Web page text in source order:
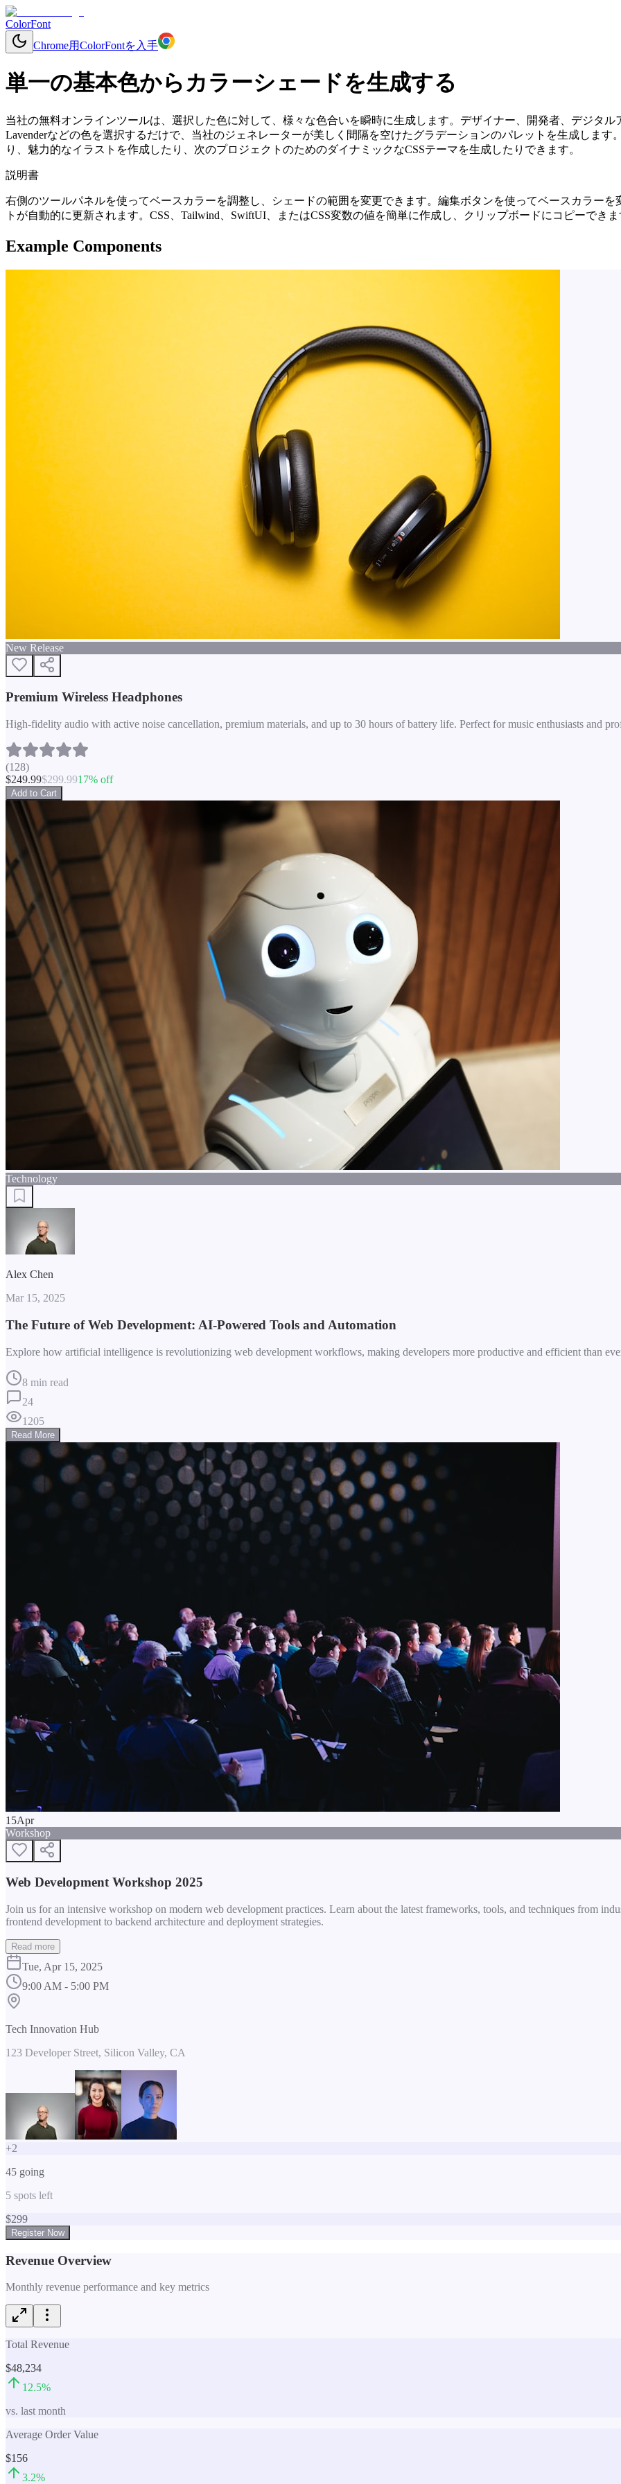
ColorFont
Chrome用ColorFontを入手
単一の基本色からカラーシェードを生成する
当社の無料オンラインツールは、選択した色に対して、様々な色合いを瞬時に生成します。デザイナー、開発者、デジタル
Lavenderなどの色を選択するだけで、当社のジェネレーターが美しく間隔を空けたグラデーションのパレットを生成しま
り、魅力的なイラストを作成したり、次のプロジェクトのためのダイナミックなCSSテーマを生成したりできます。
説明書
右側のツールパネルを使ってベースカラーを調整し、シェードの範囲を変更できます。編集ボタンを使ってベースカラー
トが自動的に更新されます。CSS、Tailwind、SwiftUI、またはCSS変数の値を簡単に作成し、クリップボードにコピーできま
Example Components
New Release
Premium Wireless Headphones
High-fidelity audio with active noise cancellation, premium materials, and up to 30 hours of battery life. Perfect for music enthusiasts and
(128)
$249.99$299.9917% off
Add to Cart
Technology
Alex Chen
Mar 15, 2025
The Future of Web Development: AI-Powered Tools and Automation
Explore how artificial intelligence is revolutionizing web development workflows, making developers more productive and efficient than
8 min read
24
1205
Read More
15Apr
Workshop
Web Development Workshop 2025
Join us for an intensive workshop on modern web development practices. Learn about the latest frameworks, tools, and techniques from
frontend development to backend architecture and deployment strategies.
Read more
Tue, Apr 15, 2025
9:00 AM - 5:00 PM
Tech Innovation Hub
123 Developer Street, Silicon Valley, CA
+2
45 going
5 spots left
$299
Register Now
Revenue Overview
Monthly revenue performance and key metrics
Total Revenue
$48,234
12.5%
vs. last month
Average Order Value
$156
3.2%